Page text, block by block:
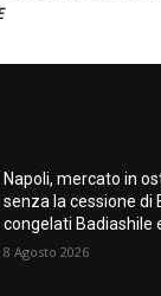
Napoli, mercato in
senza la cessione di
congelati Badiashile
8 Agosto 2026